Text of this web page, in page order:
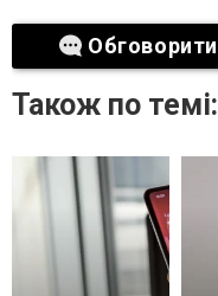
Обговорити
Також по темі: